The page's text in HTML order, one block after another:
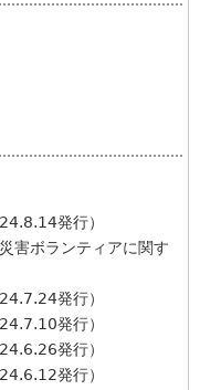
発行）
害ボランティアに関す
発行）
発行）
発行）
発行）